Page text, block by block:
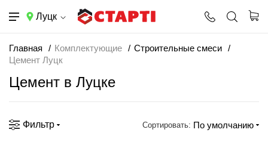
Луцк
Главная Комплектующие
Строительные смеси
Цемент Луцк
Цемент в Луцке
Фильтр Сортировать: По умолчанию